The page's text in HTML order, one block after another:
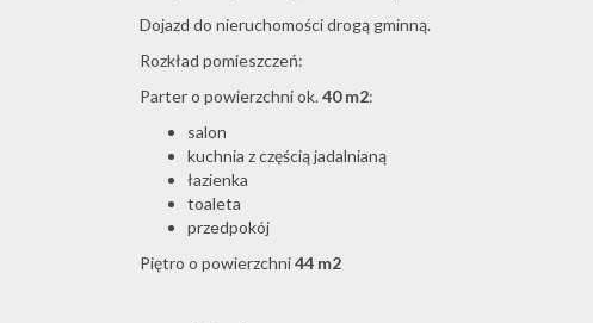
Dojazd do nieruchomości drogą gminną.
Rozkład pomieszczeń:
Parter o powierzchni ok.40 m2:
salon
kuchnia z częścią jadalnianą
łazienka
toaleta
przedpokój
Piętro o powierzchni44 m2